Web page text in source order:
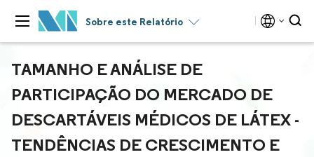
Sobre este Relatório
TAMANHO E ANÁLISE DE
PARTICIPAÇÃO DO MERCADO DE
DESCARTÁVEIS MÉDICOS DE LÁTEX -
TENDÊNCIAS DE CRESCIMENTO E